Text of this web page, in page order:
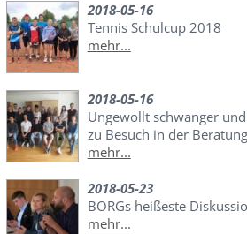
2018-05-16
Tennis Schulcup 2018
mehr...
2018-05-16
Ungewollt schwanger
zu Besuch in der
mehr...
2018-05-23
BORGs heißeste
mehr...